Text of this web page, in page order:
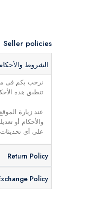
Seller policies
الشروط
نرحب بكم فى
تنطبق هذه
عند زيارة
والأحكام أو
على أي
Return Policy
Policy